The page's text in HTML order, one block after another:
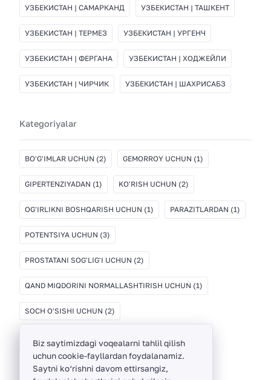
УЗБЕКИСТАН | САМАРКАНД УЗБЕКИСТАН | ТАШКЕНТ
УЗБЕКИСТАН | ТЕРМЕЗ УЗБЕКИСТАН | УРГЕНЧ
УЗБЕКИСТАН | ФЕРГАНА УЗБЕКИСТАН | ХОДЖЕЙЛИ
УЗБЕКИСТАН | ЧИРЧИК УЗБЕКИСТАН | ШАХРИСАБЗ
Kategoriyalar
BO'G'IMLAR UCHUN (2) GEMORROY UCHUN (1)
GIPERTENZIYADAN (1) KO'RISH UCHUN (2)
OG'IRLIKNI BOSHQARISH UCHUN (1) PARAZITLARDAN (1)
POTENTSIYA UCHUN (3)
PROSTATANI SOG'LIG'I UCHUN (2)
QAND MIQDORINI NORMALLASHTIRISH UCHUN (1)
SOCH O'SISHI UCHUN (2)
Biz saytimizdagi voqealarni tahlil qilish
uchun cookie-fayllardan foydalanamiz.
Saytni ko‘rishni davom ettirsangiz,